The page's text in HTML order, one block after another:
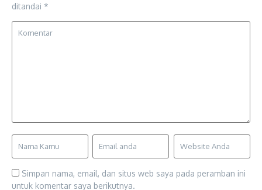
ditandai *
Simpan nama, email, dan situs web saya pada peramban ini
untuk komentar saya berikutnya.